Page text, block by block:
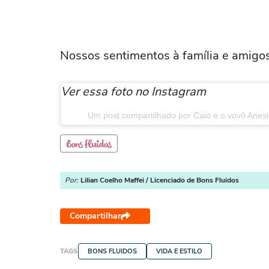
Nossos sentimentos à família e
Ver essa foto no Instagram
Um post compartilhado por Caio e o vovô
Por: Lilian Coelho Maffei / Licenciado de Bons Fluidos
Compartilhar
TAGS BONS FLUIDOS VIDA E ESTILO